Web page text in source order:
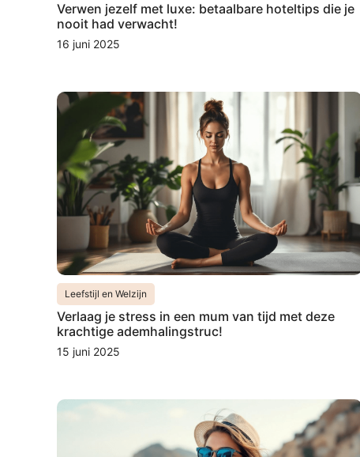
Verwen jezelf met luxe: betaalbare hoteltips die je
nooit had verwacht!
16 juni 2025
Leefstijl en Welzijn
Verlaag je stress in een mum van tijd met deze
krachtige ademhalingstruc!
15 juni 2025